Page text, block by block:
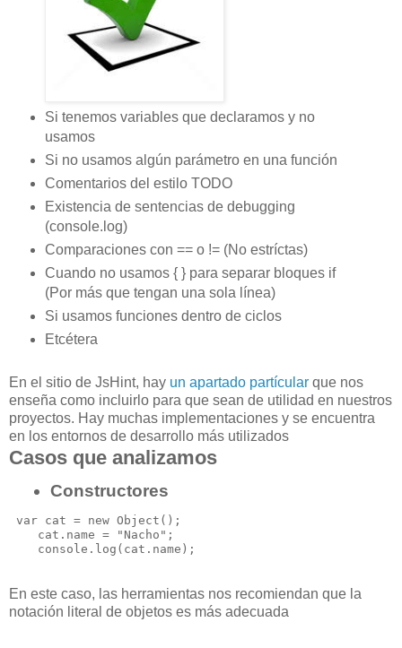
Si tenemos variables que declaramos y no
usamos
Si no usamos algún parámetro en una función
Comentarios del estilo TODO
Existencia de sentencias de debugging
(console.log)
Comparaciones con == o != (No estríctas)
Cuando no usamos { } para separar bloques if
(Por más que tengan una sola línea)
Si usamos funciones dentro de ciclos
Etcétera
En el sitio de JsHint, hay un apartado partícular que nos
enseña como incluirlo para que sean de utilidad en nuestros
proyectos. Hay muchas implementaciones y se encuentra
en los entornos de desarrollo más utilizados
Casos que analizamos
Constructores
var cat = new Object();
    cat.name = "Nacho";
En este caso, las herramientas nos recomiendan que la
notación literal de objetos es más adecuada